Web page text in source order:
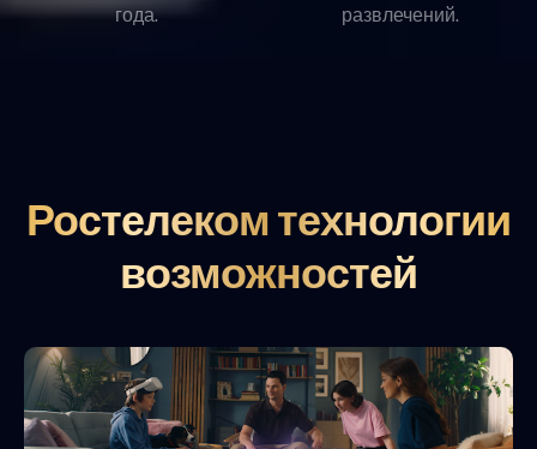
года.
развлечений.
Ростелеком технологии
возможностей